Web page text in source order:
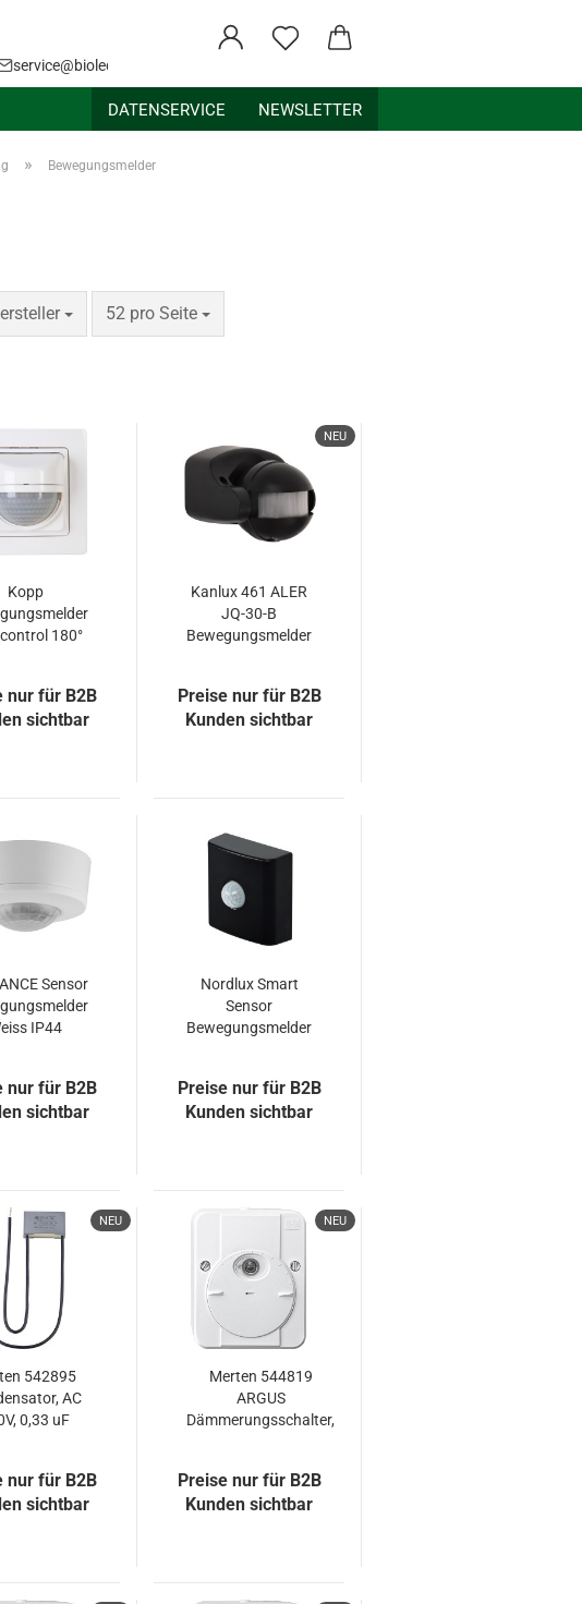
service@bioledex.de
DATENSERVICE NEWSLETTER
» Bewegungsmelder
52 pro Seite
pro Seite
Kopp
180°
nur für B2B
sichtbar
NEU
Kanlux 461 ALER
JQ-30-B
Bewegungsmelder
Preise nur für B2B
Kunden sichtbar
Sensor
IP44
nur für B2B
sichtbar
Nordlux Smart
Sensor
Bewegungsmelder
schwarz
49091003
Preise nur für B2B
Kunden sichtbar
NEU
542895
AC
0,33 uF
nur für B2B
sichtbar
NEU
Merten 544819
ARGUS
Dämmerungsschalter,
polarweiß
Preise nur für B2B
Kunden sichtbar